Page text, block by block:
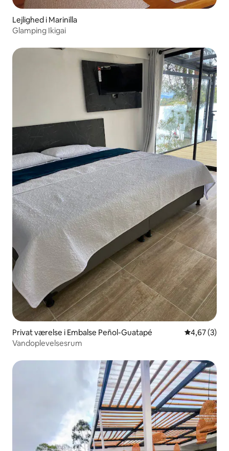
Lejlighed i Marinilla
Glamping Ikigai
Privat værelse i Embalse Peñol-Guatapé 4,67 ud af 5
4,67 (3)
Vandoplevelsesrum